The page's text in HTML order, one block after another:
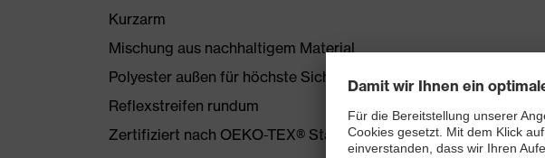
Kurzarm
Mischung aus nachhaltigem Material
Polyester außen für höchste Sichtbarkeit
Reflexstreifen rundum
Zertifiziert nach OEKO-TEX® Standard 100